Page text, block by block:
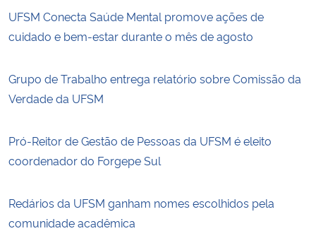
UFSM Conecta Saúde Mental promove ações de
cuidado e bem-estar durante o mês de agosto
Grupo de Trabalho entrega relatório sobre Comissão da
Verdade da UFSM
Pró-Reitor de Gestão de Pessoas da UFSM é eleito
coordenador do Forgepe Sul
Redários da UFSM ganham nomes escolhidos pela
comunidade acadêmica